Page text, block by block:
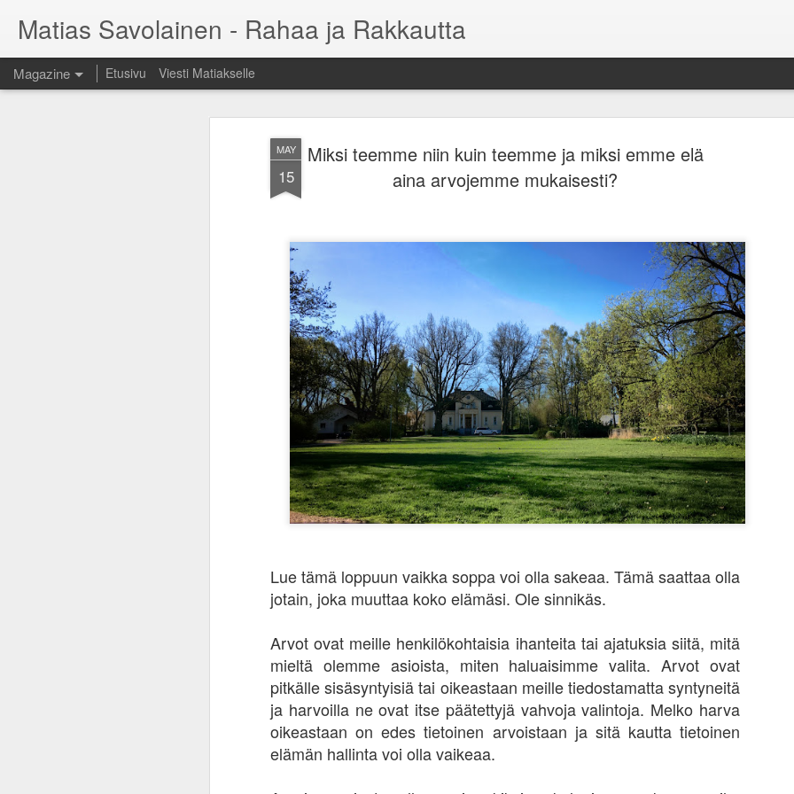
MAY
15
Miksi teemme niin kuin teemme ja miksi emme elä
aina arvojemme mukaisesti?
Lue tämä loppuun vaikka soppa voi olla sakeaa. Tämä saattaa olla
jotain, joka muuttaa koko elämäsi. Ole sinnikäs.
Arvot ovat meille henkilökohtaisia ihanteita tai ajatuksia siitä, mitä
mieltä olemme asioista, miten haluaisimme valita. Arvot ovat
pitkälle sisäsyntyisiä tai oikeastaan meille tiedostamatta syntyneitä
ja harvoilla ne ovat itse päätettyjä vahvoja valintoja. Melko harva
oikeastaan on edes tietoinen arvoistaan ja sitä kautta tietoinen
elämän hallinta voi olla vaikeaa.
Matias Savolainen - Rahaa ja Rakkautta
Magazine Etusivu Viesti Matiakselle
9
mutta
Kaikilla sijoituksilla on oma
kuitenkin on oma
pysyä pelissä pitkään
niihin.
Useimmille sijoittajille
omalla tavallaan liian
riskienhalinta erilaisissa
seuraamalla erilaisia
asuntosijoittajia tai
kuinka perus sijoittajien
tasolla kuin
Suurin huoleni kuitenkin